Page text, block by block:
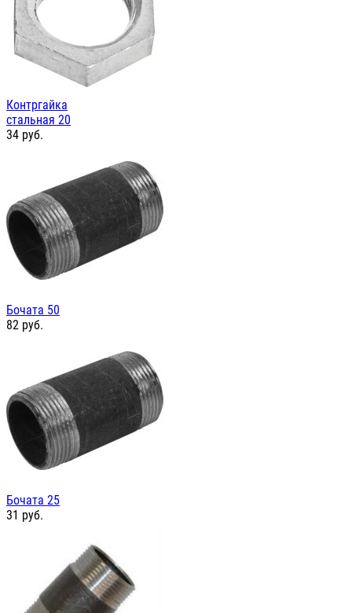
Контргайка
стальная 20
34 руб.
Бочата 50
82 руб.
Бочата 25
31 руб.